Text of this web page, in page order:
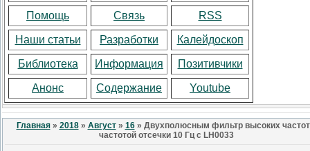
Помощь Связь RSS
Наши статьи Разработки Калейдоскоп
Библиотека Информация Позитивчики
Анонс Содержание Youtube
Главная» 2018 » Август » 16» Двухполюсным фильтр высоких
частотой отсечки 10 Гц с LH0033